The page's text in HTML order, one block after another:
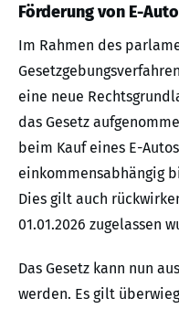
Förderung von E-
Im Rahmen des
eine neue
das Gesetz
beim Kauf eines E-
einkommensabhängig
Dies gilt auch
01.01.2026 zugelassen
Das Gesetz kann nun
werden. Es gilt